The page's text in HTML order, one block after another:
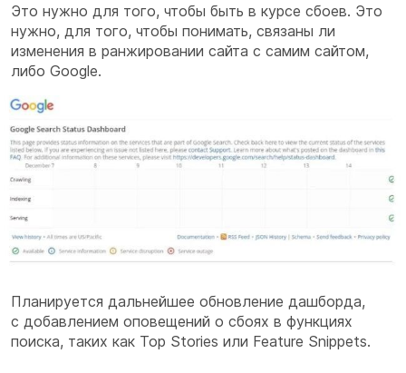
Это нужно для того, чтобы быть в курсе сбоев. Это
нужно, для того, чтобы понимать, связаны ли
изменения в ранжировании сайта с самим сайтом,
либо Google.
Планируется дальнейшее обновление дашборда,
с добавлением оповещений о сбоях в функциях
поиска, таких как Top Stories или Feature Snippets.